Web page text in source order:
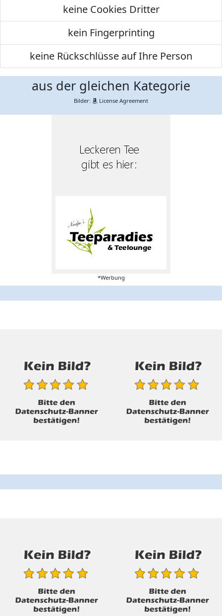
keine Cookies Dritter
kein Fingerprinting
keine Rückschlüsse auf Ihre Person
aus der gleichen Kategorie
Bilder: License Agreement
*Werbung